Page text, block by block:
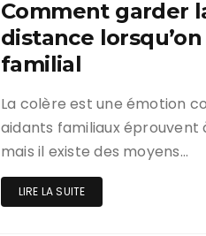
Comment garder
distance
familial
La colère est une émotion
aidants familiaux éprouvent
mais il existe des moyens…
LIRE LA SUITE